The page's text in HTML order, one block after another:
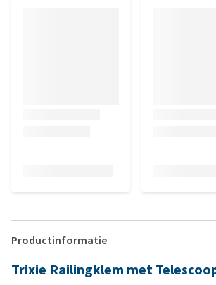
Productinformatie
Trixie Railingklem met